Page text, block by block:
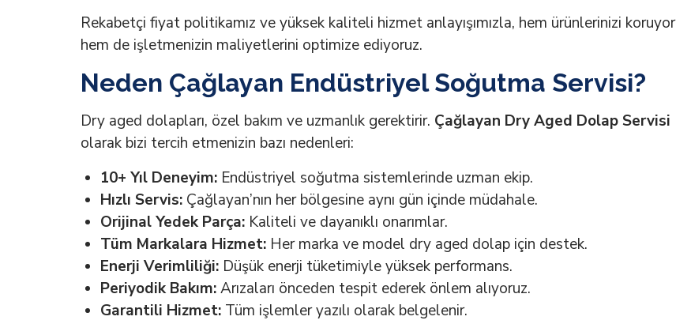
Rekabetçi fiyat politikamız ve yüksek kaliteli hizmet anlayışımızla, hem ürünlerinizi koruyor
hem de işletmenizin maliyetlerini optimize ediyoruz.
Neden Çağlayan Endüstriyel Soğutma Servisi?
Dry aged dolapları, özel bakım ve uzmanlık gerektirir. Çağlayan Dry Aged Dolap Servisi
olarak bizi tercih etmenizin bazı nedenleri:
10+ Yıl Deneyim: Endüstriyel soğutma sistemlerinde uzman ekip.
Hızlı Servis: Çağlayan’nın her bölgesine aynı gün içinde müdahale.
Orijinal Yedek Parça: Kaliteli ve dayanıklı onarımlar.
Tüm Markalara Hizmet: Her marka ve model dry aged dolap için destek.
Enerji Verimliliği: Düşük enerji tüketimiyle yüksek performans.
Periyodik Bakım:Arızaları önceden tespit ederek önlem alıyoruz.
Garantili Hizmet: Tüm işlemler yazılı olarak belgelenir.